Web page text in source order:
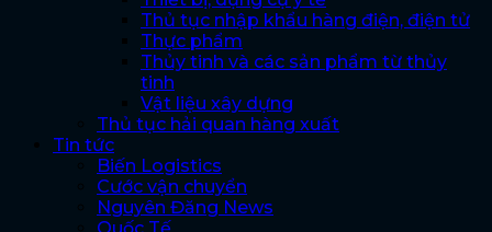
Thủ tục nhập khẩu hàng điện, điện tử
Thực phẩm
Thủy tinh và các sản phẩm từ thủy
tinh
Vật liệu xây dựng
Thủ tục hải quan hàng xuất
Tin tức
Biến Logistics
Cước vận chuyển
Nguyên Đăng News